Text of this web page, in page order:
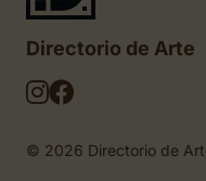
Directorio de Arte
© 2026 Directorio de